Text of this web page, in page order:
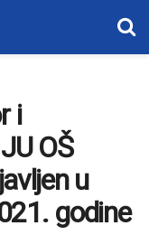
i
OŠ
u
godine